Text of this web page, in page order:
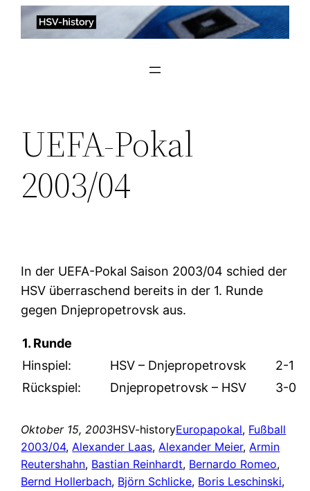
Zum
Inhalt
UEFA-Pokal
2003/04
In der UEFA-Pokal Saison 2003/04 schied der
HSV überraschend bereits in der 1. Runde
gegen Dnjepropetrovsk aus.
1. Runde
Hinspiel:
HSV – Dnjepropetrovsk
2-1
Rückspiel:
Dnjepropetrovsk – HSV 3-0
Oktober 15, 2003HSV-historyEuropapokal, Fußball
2003/04, Alexander Laas, Alexander Meier, Armin
Reutershahn, Bastian Reinhardt, Bernardo Romeo
Bernd Hollerbach, Björn Schlicke, Boris Leschinski